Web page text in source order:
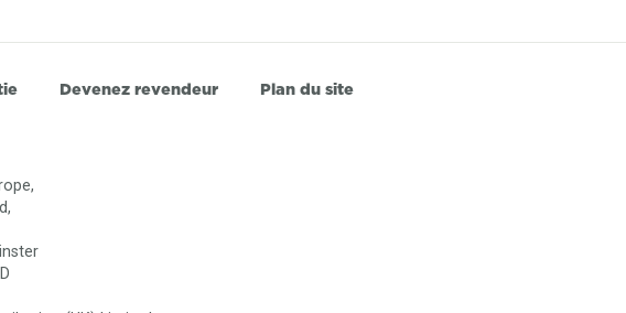
Devenez revendeur Plan du site